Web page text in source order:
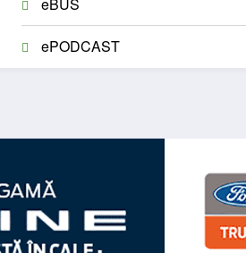
ePODCAST